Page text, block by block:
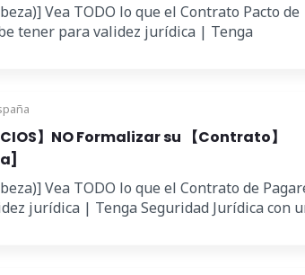
Vea TODO lo que el Contrato Pacto de
tener para validez jurídica | Tenga
】NO Formalizar su 【Contrato】
Vea TODO lo que el Contrato de
jurídica | Tenga Seguridad Jurídica con